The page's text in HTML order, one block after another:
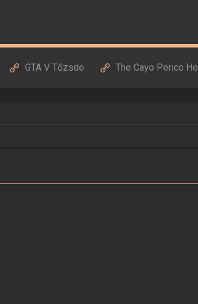
GTA V Tőzsde The Cayo Perico